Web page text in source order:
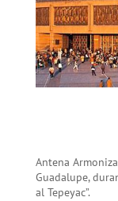
Antena
Guadalupe,
al Tepeyac”.